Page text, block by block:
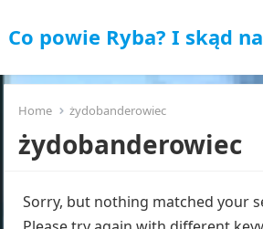
Co powie Ryba? I skąd
Home żydobanderowiec
żydobanderowiec
Sorry, but nothing matched your